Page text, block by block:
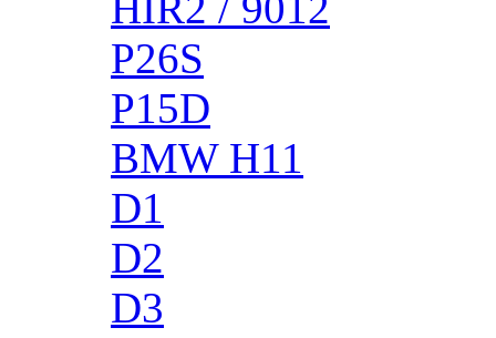
P26S
P15D
BMW H11
D1
D2
D3